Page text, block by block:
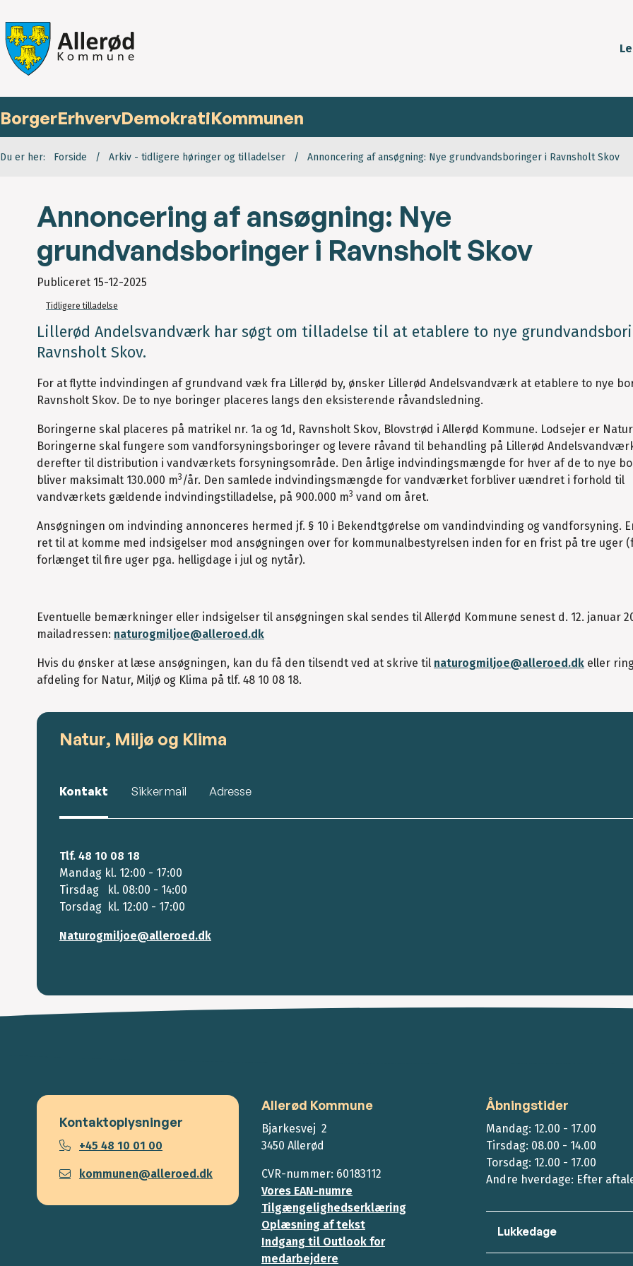
BorgerErhvervDemokratiKommunen
Du er her: Forside Arkiv - tidligere høringer og tilladelser Annoncering af ansøgning: Nye grundvandsboringer i Ravnsholt Skov
Annoncering af ansøgning: Nye
grundvandsboringer i Ravnsholt Skov
Publiceret 15-12-2025
Tidligere tilladelse
Lillerød Andelsvandværk har søgt om tilladelse til at etablere to nye
Ravnsholt Skov.
For at flytte indvindingen af grundvand væk fra Lillerød by, ønsker Lillerød Andelsvandværk at etablere to nye
Ravnsholt Skov. De to nye boringer placeres langs den eksisterende råvandsledning.
Boringerne skal placeres på matrikel nr. 1a og 1d, Ravnsholt Skov, Blovstrød i Allerød Kommune. Lodsejer er
Boringerne skal fungere som vandforsyningsboringer og levere råvand til behandling på Lillerød
derefter til distribution i vandværkets forsyningsområde. Den årlige indvindingsmængde for hver af de to nye
bliver maksimalt 130.000 m3 /år. Den samlede indvindingsmængde for vandværket forbliver uændret i forhold til
vandværkets gældende indvindingstilladelse, på 900.000 m3 vand om året.
Ansøgningen om indvinding annonceres hermed jf. § 10 i Bekendtgørelse om vandindvinding og vandforsyning.
ret til at komme med indsigelser mod ansøgningen over for kommunalbestyrelsen inden for en frist på tre uger
forlænget til fire uger pga. helligdage i jul og nytår).
Eventuelle bemærkninger eller indsigelser til ansøgningen skal sendes til Allerød Kommune senest d. 12. januar
mailadressen: naturogmiljoe@alleroed.dk
Hvis du ønsker at læse ansøgningen, kan du få den tilsendt ved at skrive til naturogmiljoe@alleroed.dk eller
afdeling for Natur, Miljø og Klima på tlf. 48 10 08 18.
Natur, Miljø og Klima
Kontakt Sikker mail Adresse
Tlf. 48 10 08 18
Mandag kl. 12:00 - 17:00
Tirsdag kl. 08:00 - 14:00
Torsdag kl. 12:00 - 17:00
Naturogmiljoe@alleroed.dk
Kontaktoplysninger
+45 48 10 01 00
kommunen@alleroed.dk
Allerød Kommune
Bjarkesvej 2
3450 Allerød
CVR-nummer: 60183112
Vores EAN-numre
Tilgængelighedserklæring
Oplæsning af tekst
Indgang til Outlook for
medarbejdere
Åbningstider
Mandag: 12.00 - 17.00
Tirsdag: 08.00 - 14.00
Torsdag: 12.00 - 17.00
Andre hverdage: Efter
Lukkedage